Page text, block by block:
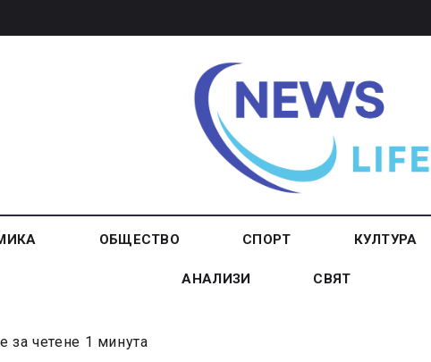
ОБЩЕСТВО СПОРТ КУЛТУРА
АНАЛИЗИ СВЯТ
за четене 1 минута